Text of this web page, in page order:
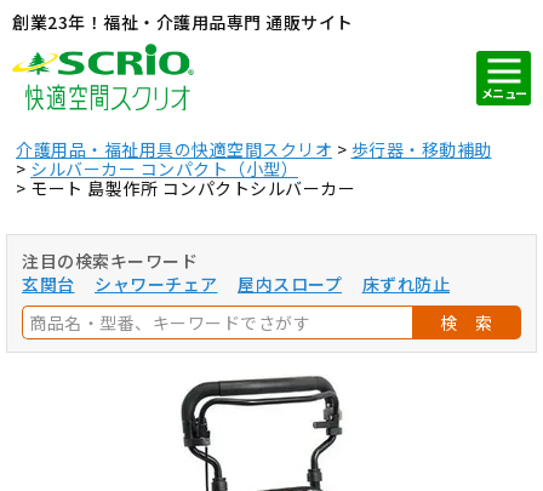
創業23年！福祉・介護用品専門 通販サイト
メニュー
介護用品・福祉用具の快適空間スクリオ
歩行器・移動補助
シルバーカー コンパクト（小型）
モート 島製作所 コンパクトシルバーカー
注目の検索キーワード
玄関台
シャワーチェア 屋内スロープ
床ずれ防止
検 索